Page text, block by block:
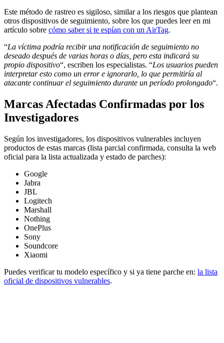
Este método de rastreo es sigiloso, similar a los riesgos que plantean
otros dispositivos de seguimiento, sobre los que puedes leer en mi
artículo sobre cómo saber si te espían con un AirTag.
“La víctima podría recibir una notificación de seguimiento no
deseado después de varias horas o días, pero esta indicará su
propio dispositivo“, escriben los especialistas. “Los usuarios pueden
interpretar esto como un error e ignorarlo, lo que permitiría al
atacante continuar el seguimiento durante un período prolongado“.
Marcas Afectadas Confirmadas por los
Investigadores
Según los investigadores, los dispositivos vulnerables incluyen
productos de estas marcas (lista parcial confirmada, consulta la web
oficial para la lista actualizada y estado de parches):
Google
Jabra
JBL
Logitech
Marshall
Nothing
OnePlus
Sony
Soundcore
Xiaomi
Puedes verificar tu modelo específico y si ya tiene parche en: la lista
oficial de dispositivos vulnerables.